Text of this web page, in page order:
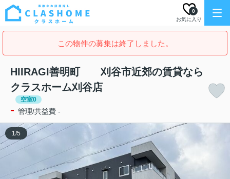
お気に入り
0
この物件の募集は終了しました。
HIIRAGI善明町 刈谷市近郊の賃貸なら
クラスホーム刈谷店
空室0
- 管理/共益費 -
1/5